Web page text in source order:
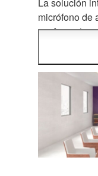
La solución
micrófono de
conferencias
red PoE de